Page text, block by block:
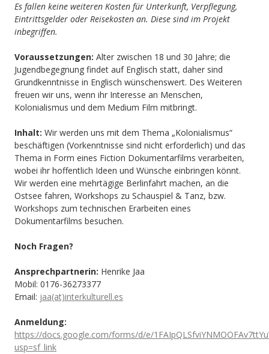
Es fallen keine weiteren Kosten für Unterkunft, Verpflegung,
Eintrittsgelder oder Reisekosten an. Diese sind im Projekt
inbegriffen.
Voraussetzungen: Alter zwischen 18 und 30 Jahre; die
Jugendbegegnung findet auf Englisch statt, daher sind
Grundkenntnisse in Englisch wünschenswert. Des Weiteren
freuen wir uns, wenn ihr Interesse an Menschen,
Kolonialismus und dem Medium Film mitbringt.
Inhalt: Wir werden uns mit dem Thema „Kolonialismus“
beschäftigen (Vorkenntnisse sind nicht erforderlich) und das
Thema in Form eines Fiction Dokumentarfilms verarbeiten,
wobei ihr hoffentlich Ideen und Wünsche einbringen könnt.
Wir werden eine mehrtägige Berlinfahrt machen, an die
Ostsee fahren, Workshops zu Schauspiel & Tanz, bzw.
Workshops zum technischen Erarbeiten eines
Dokumentarfilms besuchen.
Noch Fragen?
Ansprechpartnerin: Henrike Jaa
Mobil: 0176-36273377
Email: jaa(at)interkulturell.es
Anmeldung:
https://docs.google.com/forms/d/e/
usp=sf_link